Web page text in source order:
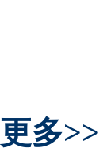
更多>>